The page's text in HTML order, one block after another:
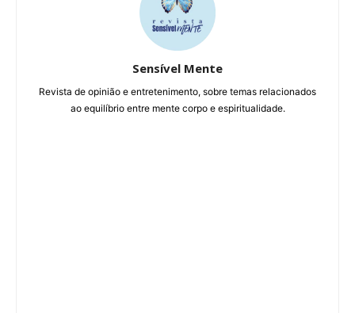
Sensível Mente
Revista de opinião e entretenimento, sobre temas relacionados
ao equilíbrio entre mente corpo e espiritualidade.